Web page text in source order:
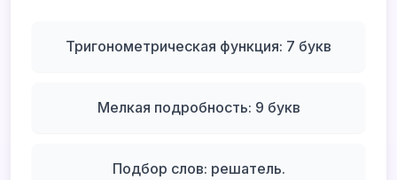
Тригонометрическая функция: 7 букв
Мелкая подробность: 9 букв
Подбор слов: решатель.